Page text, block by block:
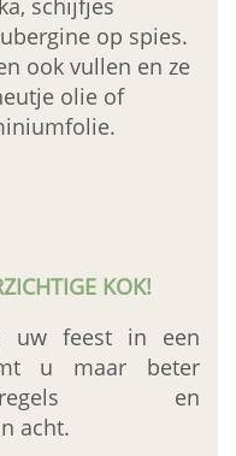
schijfjes
op spies.
ook vullen en ze
olie of
KOK!
uw feest in een
u maar beter
en
acht.